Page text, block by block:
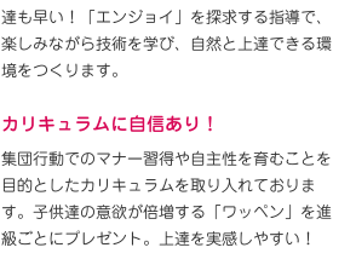
達も早い！「エンジョイ」を探求する指導で、
楽しみながら技術を学び、自然と上達できる環
境をつくります。
カリキュラムに自信あり！
集団行動でのマナー習得や自主性を育むことを
目的としたカリキュラムを取り入れておりま
す。子供達の意欲が倍増する「ワッペン」を進
級ごとにプレゼント。上達を実感しやすい！